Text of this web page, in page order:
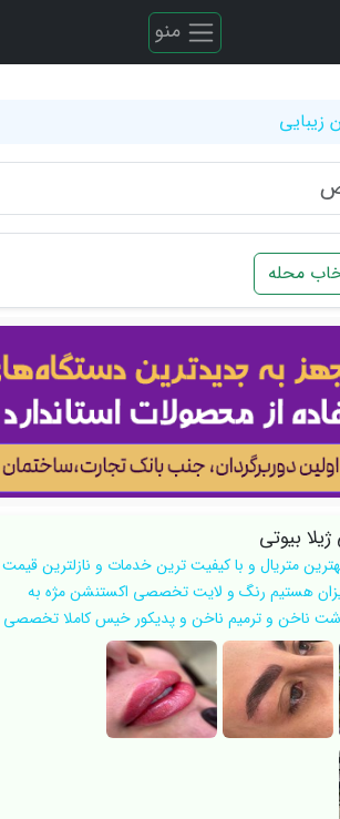
منو
زیبایی
محله
بیوتی
متریال و با کیفیت ترین خدمات و نازلترین قیمت
هستیم رنگ و لایت تخصصی اکستنشن مژه به
ناخن و ترمیم ناخن و پدیکور خیس کاملا تخصصی